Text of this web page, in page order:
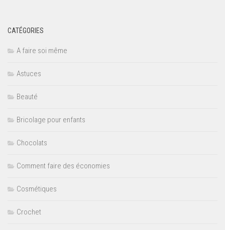
CATÉGORIES
A faire soi même
Astuces
Beauté
Bricolage pour enfants
Chocolats
Comment faire des économies
Cosmétiques
Crochet